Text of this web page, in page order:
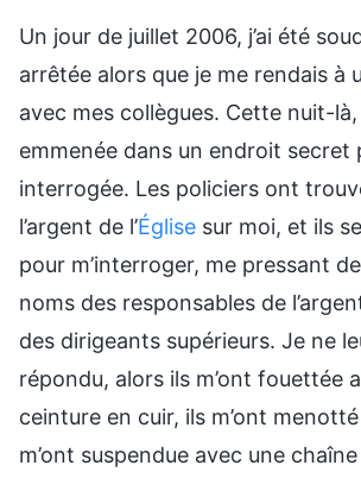
Un jour de juillet 2006, j’ai été
arrêtée alors que je me rendais à
avec mes collègues. Cette nuit-là,
emmenée dans un endroit secret
interrogée. Les policiers ont
l’argent de l’Église sur moi, et ils
pour m’interroger, me pressant
noms des responsables de
des dirigeants supérieurs. Je ne
répondu, alors ils m’ont fouettée
ceinture en cuir, ils m’ont
m’ont suspendue avec une